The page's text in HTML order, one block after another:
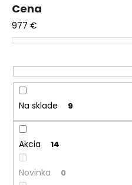
o
d
u
t
o
v
Cena
977 €
Na sklade 9
Akcia 14
Novinka 0
O
d
p
o
r
ú
a
m